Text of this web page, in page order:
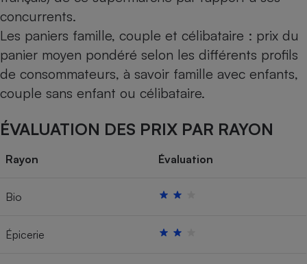
concurrents.
Les paniers famille, couple et célibataire : prix du
panier moyen pondéré selon les différents profils
de consommateurs, à savoir famille avec enfants,
couple sans enfant ou célibataire.
ÉVALUATION DES PRIX PAR RAYON
Rayon Évaluation
Bio
Épicerie